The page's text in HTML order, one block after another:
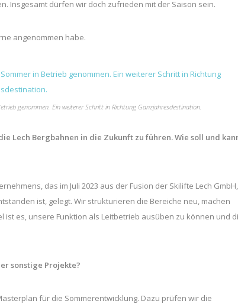
Insgesamt dürfen wir doch zufrieden mit der Saison sein.
angenommen habe.
genommen. Ein weiterer Schritt in Richtung Ganzjahresdestination.
Lech Bergbahnen in die Zukunft zu führen. Wie soll und
das im Juli 2023 aus der Fusion der Skilifte Lech GmbH,
ist, gelegt. Wir strukturieren die Bereiche neu, machen
es, unsere Funktion als Leitbetrieb ausüben zu können und
sonstige Projekte?
für die Sommerentwicklung. Dazu prüfen wir die